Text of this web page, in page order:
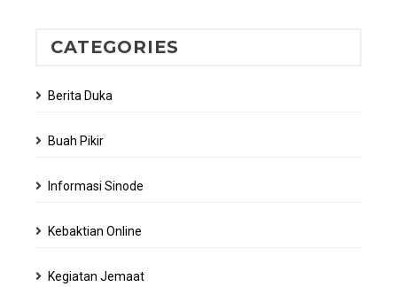
CATEGORIES
Berita Duka
Buah Pikir
Informasi Sinode
Kebaktian Online
Kegiatan Jemaat